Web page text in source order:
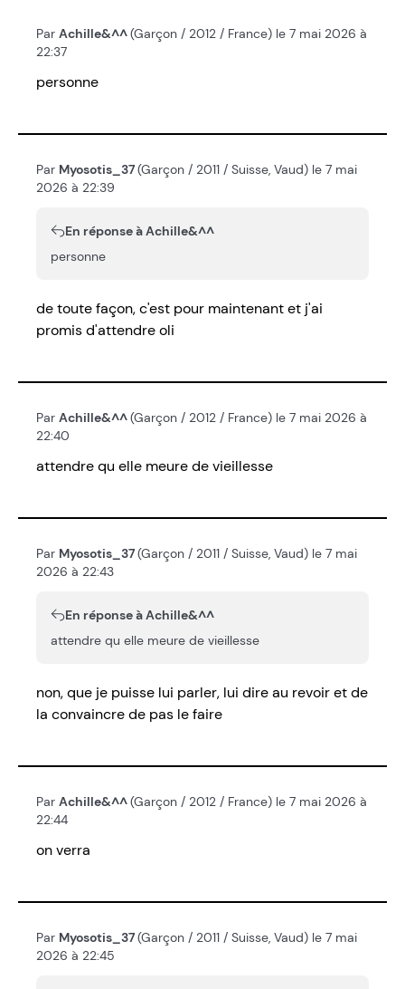
Par Achille&^^(Garçon / 2012 / France) le 7 mai 2026 à
22:37
personne
Par Myosotis_37(Garçon / 2011 / Suisse, Vaud) le 7 mai
2026 à 22:39
En réponse à Achille&^^
personne
de toute façon, c'est pour maintenant et j'ai
promis d'attendre oli
Par Achille&^^(Garçon / 2012 / France) le 7 mai 2026 à
22:40
attendre qu elle meure de vieillesse
Par Myosotis_37(Garçon / 2011 / Suisse, Vaud) le 7 mai
2026 à 22:43
En réponse à Achille&^^
attendre qu elle meure de vieillesse
non, que je puisse lui parler, lui dire au revoir et de
la convaincre de pas le faire
Par Achille&^^(Garçon / 2012 / France) le 7 mai 2026 à
22:44
on verra
Par Myosotis_37(Garçon / 2011 / Suisse, Vaud) le 7 mai
2026 à 22:45